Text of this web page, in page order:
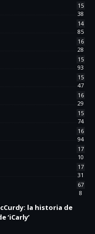
15
38
14
85
16
28
15
93
15
47
16
29
15
74
16
94
17
10
17
31
67
8
la historia de
‘iCarly’